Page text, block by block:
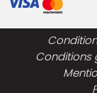
Conditions